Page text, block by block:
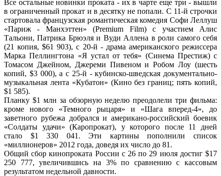
Все остальные новинки проката - их в чарте еще три - вышли
в ограниченный прокат и в десятку не попали. С 11-й строчки
стартовала французская романтическая комедия Софи Леллуш
«Париж - Манхэттен» (Premium Film) с участием Алис
Тальони, Патрика Брюэля и Вуди Аллена в роли самого себя
(21 копия, $61 903), с 20-й - драма американского режиссера
Марка Пеллингтона «Я устал от тебя» (Синема Престиж) с
Томасом Джейном, Джереми Пивеном и Робом Лоу (шесть
копий, $3 000), а с 25-й - кубинско-шведская документально-
музыкальная лента «Кубатон» (Кино без границ; пять копий,
$1 585).
Планку $1 млн за обзорную неделю преодолели три фильма:
кроме нового «Темного рыцаря» и «Шага вперед-4», до
заветного рубежа добрался и американо-российский боевик
«Солдаты удачи» (Каропрокат), у которого после 11 дней
стало $1 330 041. Эти картины пополнили список
«миллионеров» 2012 года, доведя их число до 81.
Общий сбор кинопроката России с 26 по 29 июля достиг $17
250 777, увеличившись на 3% по сравнению с кассовым
результатом недельной давности.